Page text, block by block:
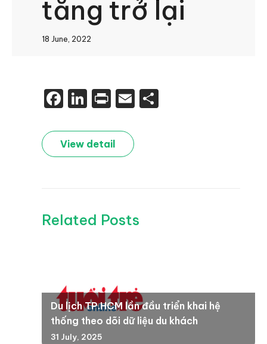
tăng trở lại
18 June, 2022
Facebook
LinkedIn
PrintEmail
View detail
Related Posts
Du lịch TP.HCM lần đầu triển khai hệ
thống theo dõi dữ liệu du khách
31 July, 2025